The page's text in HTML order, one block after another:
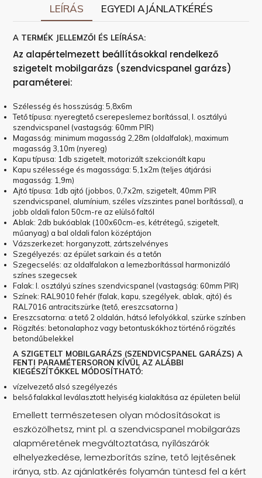
LEÍRÁS EGYEDI AJÁNLATKÉRÉS
A TERMÉK JELLEMZŐI ÉS LEÍRÁSA:
Az alapértelmezett beállításokkal rendelkező
szigetelt mobilgarázs (szendvicspanel garázs)
paraméterei:
Szélesség és hosszúság: 5,8x6m
Tető típusa: nyeregtető cserepeslemez borítással, I. osztályú
szendvicspanel (vastagság: 60mm PIR)
Magasság: minimum magasság 2,28m (oldalfalak), maximum
magasság 3,10m (nyereg)
Kapu típusa: 1db szigetelt, motorizált szekcionált kapu
Kapu szélessége és magassága: 5,1x2m (teljes átjárási
magasság: 1,9m)
Ajtó típusa: 1db ajtó (jobbos, 0,7x2m, szigetelt, 40mm PIR
szendvicspanel, alumínium, széles vízszintes panel borítással), a
jobb oldali falon 50cm-re az elülső faltól
Ablak: 2db bukóablak (100x60cm-es, kétrétegű, szigetelt,
műanyag) a bal oldali falon középtájon
Vázszerkezet: horganyzott, zártszelvényes
Szegélyezés: az épület sarkain és a tetőn
Szegecselés: az oldalfalakon a lemezborítással harmonizáló
színes szegecsek
Falak: I. osztályú színes szendvicspanel (vastagság: 60mm PIR)
Színek: RAL9010 fehér (falak, kapu, szegélyek, ablak, ajtó) és
RAL7016 antracitszürke (tető, ereszcsatorna )
Ereszcsatorna: a tető 2 oldalán, hátsó lefolyókkal, szürke színben
Rögzítés: betonalaphoz vagy betontuskókhoz történő rögzítés
betondűbelekkel
A SZIGETELT MOBILGARÁZS (SZENDVICSPANEL GARÁZS) A
FENTI PARAMÉTERSORON KÍVÜL AZ ALÁBBI
KIEGÉSZÍTŐKKEL MÓDOSÍTHATÓ:
vízelvezető alsó szegélyezés
belső falakkal leválasztott helyiség kialakítása az épületen belül
Emellett természetesen olyan módosításokat is
eszközölhetsz, mint pl. a szendvicspanel mobilgarázs
alapméretének megváltoztatása, nyílászárók
elhelyezkedése, lemezborítás színe, tető lejtésének
iránya, stb. Az ajánlatkérés folyamán tüntesd fel a kért